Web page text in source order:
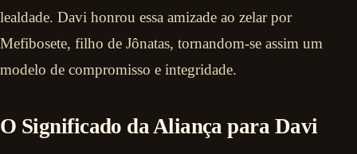
lealdade. Davi honrou essa amizade ao zelar por
Mefibosete, filho de Jônatas, tornandom-se assim um
modelo de compromisso e integridade.
O Significado da Aliança para Davi